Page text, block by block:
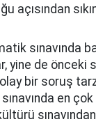
açısından
sınavında
yine de önceki
bir soruş
sınavında en